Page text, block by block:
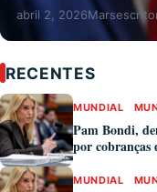
abril 2, 2026
RECENTES
MUNDIAL
Pam Bondi,
por cobranças
MUNDIAL